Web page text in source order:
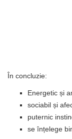
În concluzie:
Energetic și
sociabil și
puternic
se înțelege